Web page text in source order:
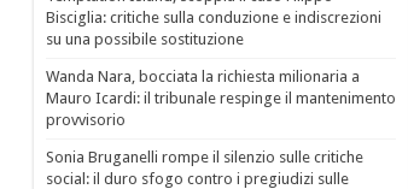
Bisciglia: critiche sulla conduzione e indiscrezioni
su una possibile sostituzione
Wanda Nara, bocciata la richiesta milionaria a
Mauro Icardi: il tribunale respinge il mantenimento
provvisorio
Sonia Bruganelli rompe il silenzio sulle critiche
social: il duro sfogo contro i pregiudizi sulle